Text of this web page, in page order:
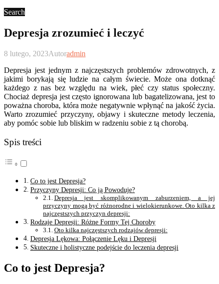
Search
Depresja zrozumieć i leczyć
8 lutego, 2023Autoradmin
Depresja jest jednym z najczęstszych problemów zdrowotnych, z
jakimi borykają się ludzie na całym świecie. Może ona dotknąć
każdego z nas bez względu na wiek, płeć czy status społeczny.
Chociaż depresja jest często ignorowana lub bagatelizowana, jest to
poważna choroba, która może negatywnie wpłynąć na jakość życia.
Warto zrozumieć przyczyny, objawy i skuteczne metody leczenia,
aby pomóc sobie lub bliskim w radzeniu sobie z tą chorobą.
Spis treści
Co to jest Depresja?
Przyczyny Depresji: Co ją Powoduje?
Depresja jest skomplikowanym zaburzeniem, a jej
przyczyny mogą być różnorodne i wielokierunkowe. Oto kilka z
najczęstszych przyczyn depresji:
Rodzaje Depresji: Różne Formy Tej Choroby
Oto kilka najczęstszych rodzajów depresji:
Depresja Lękowa: Połączenie Lęku i Depresji
Skuteczne i holistyczne podejście do leczenia depresji
Co to jest Depresja?